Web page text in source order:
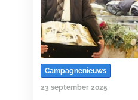
Campagnenieuws
23 september 2025